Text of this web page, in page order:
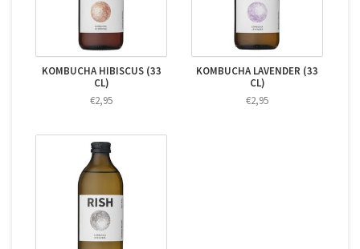
KOMBUCHA HIBISCUS (33
CL)
€2,95
KOMBUCHA LAVENDER (33
CL)
€2,95